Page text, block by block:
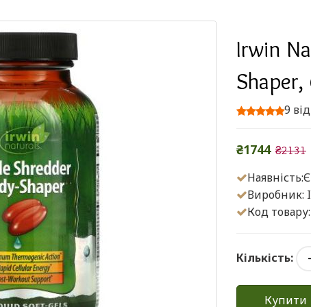
Irwin
9
₴1744 ₴2131
Виробник:
Код
Кількість:
Купити